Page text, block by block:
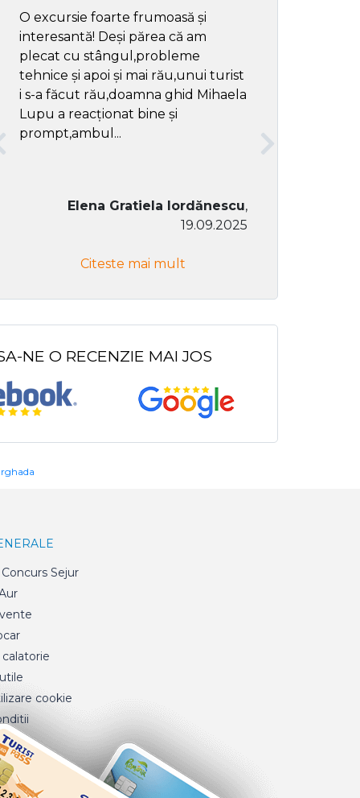
O excursie foarte frumoasă și
interesantă! Deși părea că am
plecat cu stângul,probleme
tehnice și apoi și mai rău,unui turist
i s-a făcut rău,doamna ghid Mihaela
Lupu a reacționat bine și
prompt,ambul...
Elena Gratiela Iordănescu,
19.09.2025
Citeste mai mult
NE O RECENZIE MAI JOS
Sejur
cookie